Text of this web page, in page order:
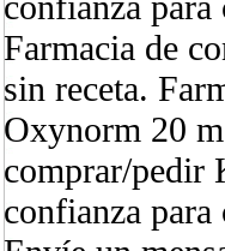
Farmacia de
sin receta.
Oxynorm 20
comprar/pedir
confianza